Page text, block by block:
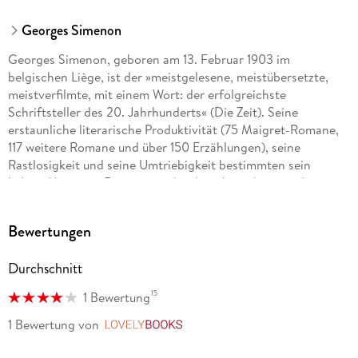
Georges Simenon
Georges Simenon, geboren am 13. Februar 1903 im
belgischen Liège, ist der »meistgelesene, meistübersetzte,
meistverfilmte, mit einem Wort: der erfolgreichste
Schriftsteller des 20. Jahrhunderts« (Die Zeit). Seine
erstaunliche literarische Produktivität (75 Maigret-Romane,
117 weitere Romane und über 150 Erzählungen), seine
Rastlosigkeit und seine Umtriebigkeit bestimmten sein
Leben: Um einen Roman zu schreiben, brauchte er selten
Frauen. 1929 schuf er seine bekannteste Figur, die ihn reich
war nicht zufrieden, er sehnte sich nach dem »großen«
Roman ohne jedes Verbrechen, der die Leser nur durch
psychologische Spannung in seinen Bann ziehen sollte. Seine
Romane ohne Maigret erschienen ab 1931. Sie waren zwar
Bewertungen
Durchschnitt
1 Bewertung15
1 Bewertung von